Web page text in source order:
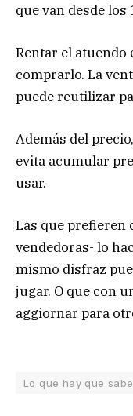
que van desde los
Rentar el atuendo
comprarlo. La
puede reutilizar
Además del
evita acumular
usar.
Las que prefieren
vendedoras- lo
mismo disfraz
jugar. O que con
aggiornar para
Lo que hay que